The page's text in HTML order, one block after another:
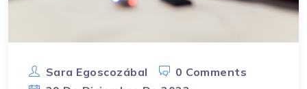
Sara Egoscozábal
0 Comments